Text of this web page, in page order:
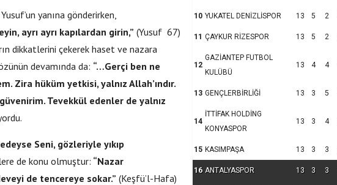
yanına gönderirken,
ayrı ayrı kapılardan girin,” (Yusuf 67)
dikkatlerini çekerek haset ve nazara
devamında da: “…Gerçi ben ne
Zira hüküm yetkisi, yalnız Allah’ındır.
Tevekkül edenler de yalnız
Seni, gözleriyle yıkıp
de konu olmuştur: “Nazar
de tencereye sokar.” (Keşfü’l-Hafa)
10 YUKATEL DENİZLİSPOR 13 5 2
11 ÇAYKUR RİZESPOR 13 5 2
12
GAZİANTEP FUTBOL
KULÜBÜ
13 4 4
13 GENÇLERBİRLİĞİ 13 3 5
14
İTTİFAK HOLDİNG
KONYASPOR
13 3 4
15 KASIMPAŞA 13 3 3
16 ANTALYASPOR 13 3 3